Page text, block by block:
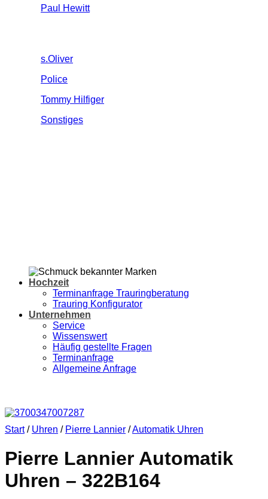
Paul Hewitt
s.Oliver
Police
Tommy Hilfiger
Sonstiges
Hochzeit
Terminanfrage Trauringberatung
Trauring Konfigurator
Unternehmen
Service
Wissenswert
Häufig gestellte Fragen
Terminanfrage
Allgemeine Anfrage
Start / Uhren / Pierre Lannier /Automatik Uhren
Pierre Lannier Automatik
Uhren – 322B164